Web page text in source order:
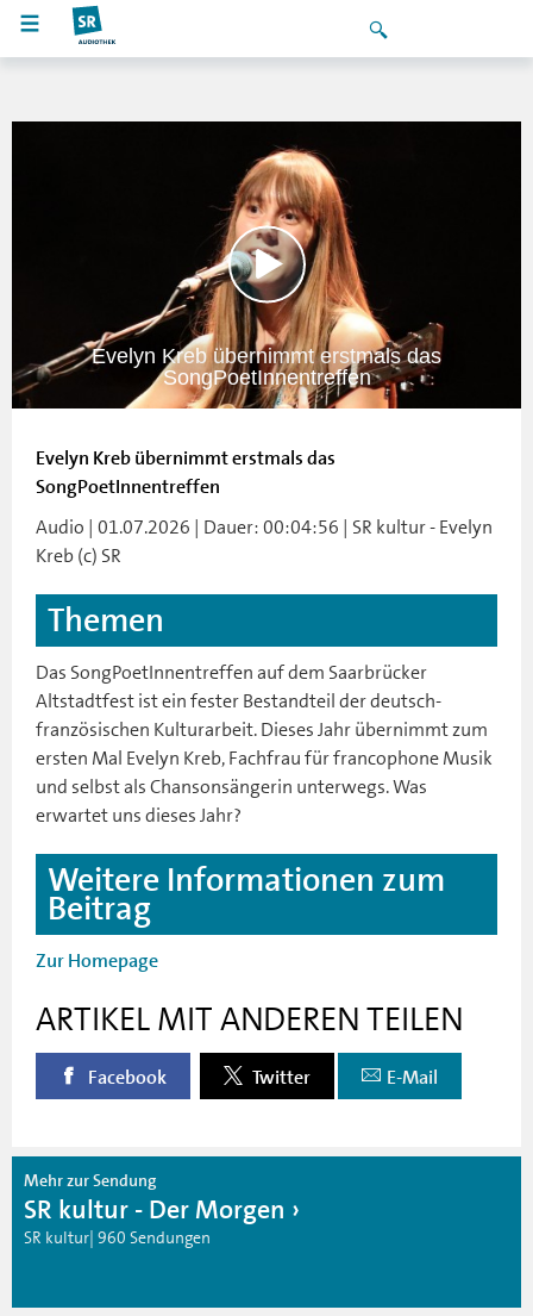
Evelyn Kreb übernimmt erstmals das
SongPoetInnentreffen
Evelyn Kreb übernimmt erstmals das
SongPoetInnentreffen
Audio | 01.07.2026 | Dauer: 00:04:56 | SR kultur - Evelyn
Kreb (c) SR
Themen
Das SongPoetInnentreffen auf dem Saarbrücker
Altstadtfest ist ein fester Bestandteil der deutsch-
französischen Kulturarbeit. Dieses Jahr übernimmt zum
ersten Mal Evelyn Kreb, Fachfrau für francophone Musik
und selbst als Chansonsängerin unterwegs. Was
erwartet uns dieses Jahr?
Weitere Informationen zum
Beitrag
Zur Homepage
ARTIKEL MIT ANDEREN TEILEN
Facebook Twitter E-Mail
Mehr zur Sendung
SR kultur - Der Morgen
SR kultur| 960 Sendungen